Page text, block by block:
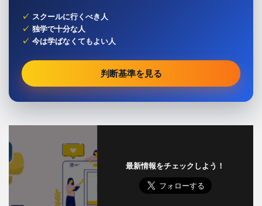
スクールに行くべき人
独学で十分な人
今は学ばなくてもよい人
判断基準を見る
最新情報をチェックしよう！